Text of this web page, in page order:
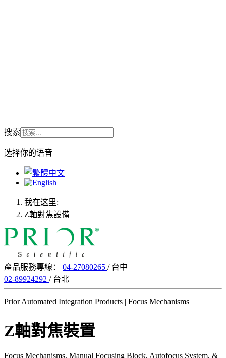
搜索
选择你的语音
我在这里:
Z軸對焦設備
產品服務專線： 04-27080265 / 台中
02-89924292 / 台北
Prior Automated Integration Products | Focus Mechanisms
Z軸對焦裝置
Focus Mechanisms, Manual Focusing Block, Autofocus System, &